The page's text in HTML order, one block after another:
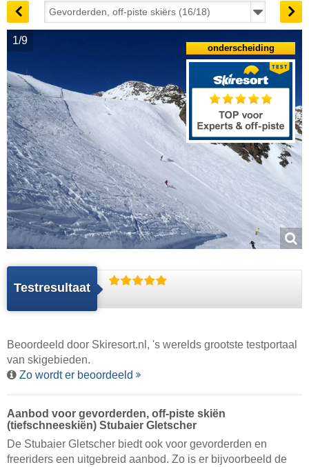
1/9
Testresultaat
onderscheiding
Beoordeeld door Skiresort.nl , 's werelds grootste testportaal
van skigebieden.
Zo wordt er beoordeeld
Aanbod voor gevorderden, off-piste skiën
(tiefschneeskiën) Stubaier Gletscher
De Stubaier Gletscher biedt ook voor gevorderden en
freeriders een uitgebreid aanbod. Zo is er bijvoorbeeld de